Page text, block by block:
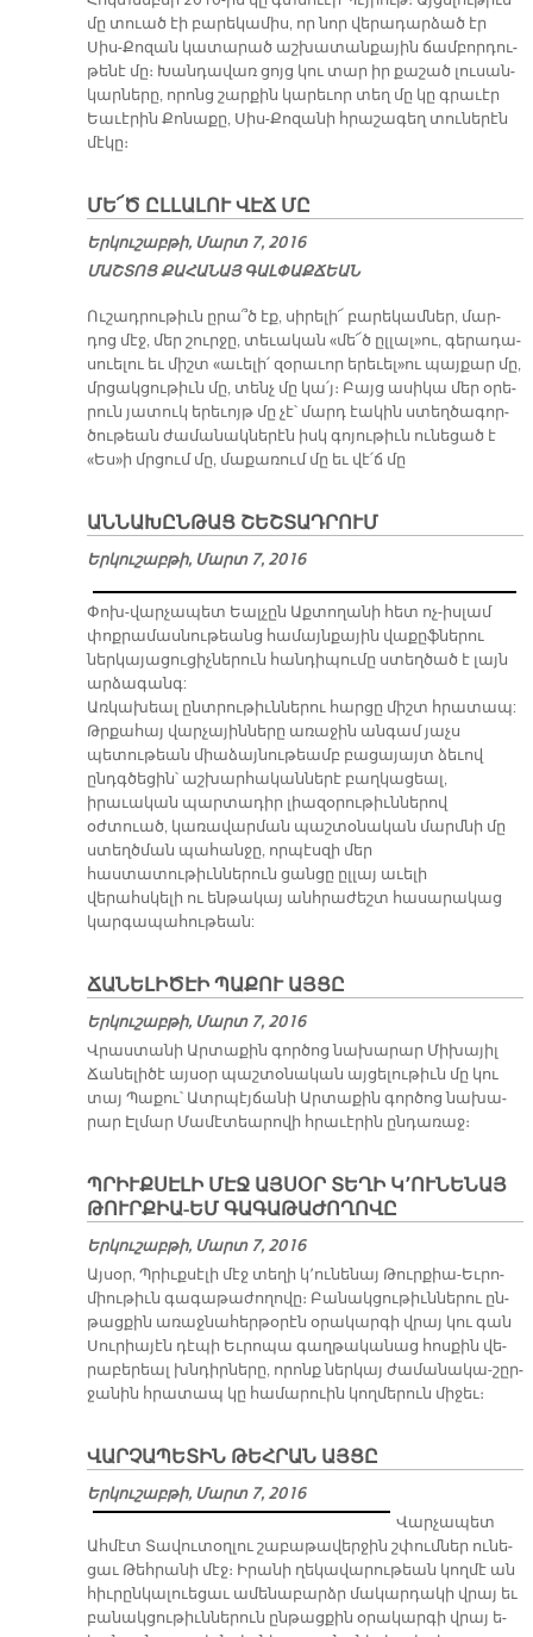
մը տուած էի բա­րե­կա­միս, որ նոր վե­րա­դար­ձած էր
Սիս-Քո­զան կա­տա­րած աշ­խա­տան­քա­յին ճամ­բոր­դու­
թե­նէ մը։ Խան­դա­վառ ցոյց կու տար իր քա­շած լու­սան­
կար­նե­րը, ո­րոնց շար­քին կա­րե­ւոր տեղ մը կը գրա­ւէր
Եա­ւէ­րին Քո­նա­քը, Սիս-Քո­զա­նի հրա­շա­գեղ տու­նե­րէն
մէ­կը։
ՄԵ՜Ծ ԸԼ­ԼԱ­ԼՈՒ ՎԷՃ ՄԸ
Երկուշաբթի, Մարտ 7, 2016
ՄԱՇ­ՏՈՑ ՔԱ­ՀԱ­ՆԱՅ ԳԱԼ­ՓԱՔ­ՃԵԱՆ
Ու­շադ­րու­թիւն ը­րա՞ծ էք, սի­րե­լի՜ բա­րե­կամ­ներ, մար­
դոց մէջ, մեր շուր­ջը, տե­ւա­կան «մե՜ծ ըլ­լալ»ու, գե­րա­դա­
սուե­լու եւ միշտ «ա­ւե­լի՛ զօ­րա­ւոր ե­րե­ւել»ու պայ­քար մը,
մրցակ­ցու­թիւն մը, տենչ մը կա՛յ։ Բայց ա­սի­կա մեր օ­րե­
րուն յա­տուկ ե­րե­ւոյթ մը չէ՝ մարդ էա­կին ստեղ­ծա­գոր­
ծու­թեան ժա­մա­նակ­նե­րէն իսկ գո­յու­թիւն ու­նե­ցած է
«Ես»ի մրցում մը, մա­քա­ռում մը եւ վէ՛ճ մը
ԱՆՆԱԽԸՆԹԱՑ ՇԵՇՏԱԴՐՈՒՄ
Երկուշաբթի, Մարտ 7, 2016
Փոխ-վարչապետ Եալչըն Աքտողանի հետ ոչ-իսլամ
փոքրամասնութեանց համայնքային վաքըֆներու
ներկայացուցիչներուն հանդիպումը ստեղծած է լայն
արձագանգ:
Առկախեալ ընտրութիւններու հարցը միշտ հրատապ:
Թրքահայ վարչայինները առաջին անգամ յաչս
պետութեան միաձայնութեամբ բացայայտ ձեւով
ընդգծեցին՝ աշխարհականներէ բաղկացեալ,
իրաւական պարտադիր լիազօրութիւններով
օժտուած, կառավարման պաշտօնական մարմնի մը
ստեղծման պահանջը, որպէսզի մեր
հաստատութիւններուն ցանցը ըլլայ աւելի
վերահսկելի ու ենթակայ անհրաժեշտ հասարակաց
կարգապահութեան:
ՃԱՆԵԼԻԾԷԻ ՊԱՔՈՒ ԱՅՑԸ
Երկուշաբթի, Մարտ 7, 2016
Վրաս­տա­նի Ար­տա­քին գոր­ծոց նա­խա­րար Մի­խա­յիլ
Ճա­նե­լի­ծէ այ­սօր պաշ­տօ­նա­կան այ­ցե­լու­թիւն մը կու
տայ Պա­քու՝ Ատր­պէյ­ճա­նի Ար­տա­քին գոր­ծոց նա­խա­
րար Էլ­մար Մա­մէ­տեա­րո­վի հրա­ւէ­րին ըն­դա­ռաջ։
ՊՐԻՒՔՍԷԼԻ ՄԷՋ ԱՅՍՕՐ ՏԵՂԻ Կ՚ՈՒՆԵՆԱՅ
ԹՈՒՐՔԻԱ-ԵՄ ԳԱԳԱԹԱԺՈՂՈՎԸ
Երկուշաբթի, Մարտ 7, 2016
Այ­սօր, Պրիւք­սէ­լի մէջ տե­ղի կ՚ու­նե­նայ Թուր­քիա-Եւ­րո­
միու­թիւն գա­գա­թա­ժո­ղո­վը։ Բա­նակ­ցու­թիւն­նե­րու ըն­
թաց­քին ա­ռաջ­նա­հեր­թօ­րէն օ­րա­կար­գի վրայ կու գան
Սու­րիա­յէն դէ­պի Եւ­րո­պա գաղ­թա­կա­նաց հոս­քին վե­
րա­բե­րեալ խնդիր­նե­րը, ո­րոնք ներ­կայ ժա­մա­նա­կա-շըր­
ջա­նին հրա­տապ կը հա­մա­րուին կող­մե­րուն մի­ջեւ։
ՎԱՐՉԱՊԵՏԻՆ ԹԵՀՐԱՆ ԱՅՑԸ
Երկուշաբթի, Մարտ 7, 2016
Վար­չա­պետ
Ահ­մէտ Տա­վու­տօղ­լու շա­բա­թա­վեր­ջին շփում­ներ ու­նե­
ցաւ Թեհ­րա­նի մէջ։ Ի­րա­նի ղե­կա­վա­րու­թեան կող­մէ ան
հիւ­րըն­կա­լուե­ցաւ ա­մե­նա­բարձր մա­կար­դա­կի վրայ եւ
բա­նակ­ցու­թիւն­նե­րուն ըն­թաց­քին օ­րա­կար­գի վրայ ե­